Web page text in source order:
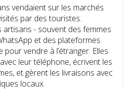
vendaient sur les marchés
par des touristes.
artisans - souvent des femmes
et des plateformes
vendre à l’étranger. Elles
leur téléphone, écrivent les
et gèrent les livraisons avec
locaux.